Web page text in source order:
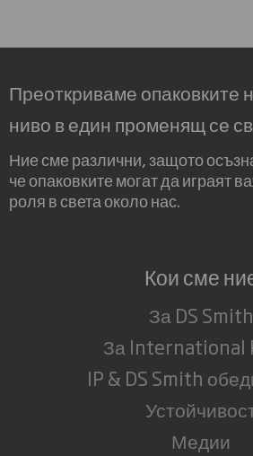
Преоткриваме опаковките
ниво в един променящ се
Ние сме различни, защото
че опаковките могат да играят
роля в света около нас.
Кои сме
За DS Smith
За International
IP & DS Smith
Медии